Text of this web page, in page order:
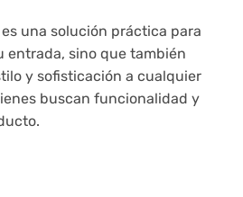
una solución práctica para
entrada, sino que también
y sofisticación a cualquier
buscan funcionalidad y